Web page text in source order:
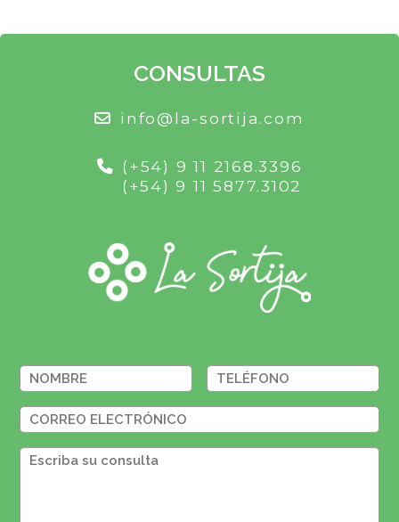
CONSULTAS
info@la-sortija.com
(+54) 9 11 2168.3396
(+54) 9 11 5877.3102